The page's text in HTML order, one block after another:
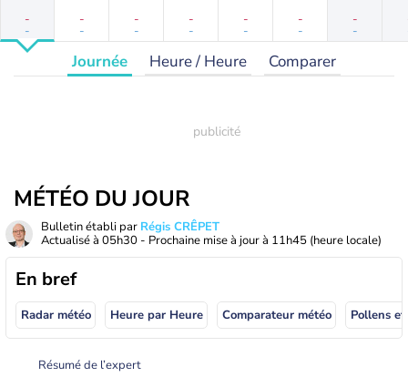
-
-
-
-
-
-
-
-
-
-
-
-
-
-
Journée Heure / Heure Comparer
MÉTÉO DU JOUR
Bulletin établi par Régis CRÊPET
Actualisé à 05h30 - Prochaine mise à jour à 11h45 (heure locale)
En bref
Radar météo Heure par Heure Comparateur météo Pollens
Résumé de l’expert